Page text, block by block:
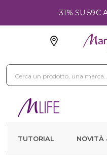
-31% SU 59€
TUTORIAL NOVITÀ